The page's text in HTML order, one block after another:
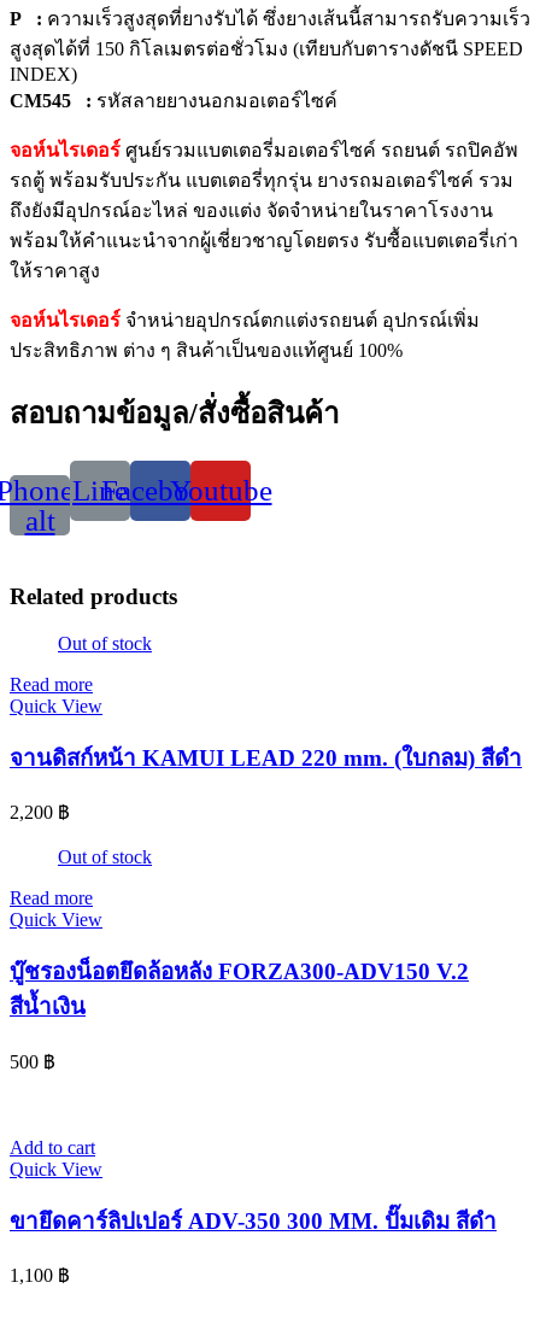
P : ความเร็วสูงสุดที่ยางรับได้ ซึ่งยางเส้นนี้สามารถรับความเร็ว
สูงสุดได้ที่ 150 กิโลเมตรต่อชั่วโมง (เทียบกับตารางดัชนี SPEED
INDEX)
CM545
: รหัสลายยางนอกมอเตอร์ไซค์
จอห์นไรเดอร์ ศูนย์รวมแบตเตอรี่มอเตอร์ไซค์ รถยนต์ รถปิคอัพ
รถตู้ พร้อมรับประกัน แบตเตอรี่ทุกรุ่น ยางรถมอเตอร์ไซค์ รวม
ถึงยังมีอุปกรณ์อะไหล่ ของแต่ง จัดจำหน่ายในราคาโรงงาน
พร้อมให้คำแนะนำจากผู้เชี่ยวชาญโดยตรง รับซื้อแบตเตอรี่เก่า
ให้ราคาสูง
จอห์นไรเดอร์ จำหน่ายอุปกรณ์ตกแต่งรถยนต์ อุปกรณ์เพิ่ม
ประสิทธิภาพ ต่าง ๆ สินค้าเป็นของแท้ศูนย์ 100%
สอบถามข้อมูล/สั่งซื้อสินค้า
alt
LineFacebookYoutube
Related products
Out of stock
Read more
Quick View
จานดิสก์หน้า KAMUI LEAD 220 mm. (ใบกลม) สีดำ
2,200 ฿
Out of stock
Read more
Quick View
บู๊ชรองน็อตยึดล้อหลัง FORZA300-ADV150 V.2
สีน้ำเงิน
500 ฿
Add to cart
Quick View
ขายึดคาร์ลิปเปอร์ ADV-350 300 MM. ปั๊มเดิม สีดำ
1,100 ฿